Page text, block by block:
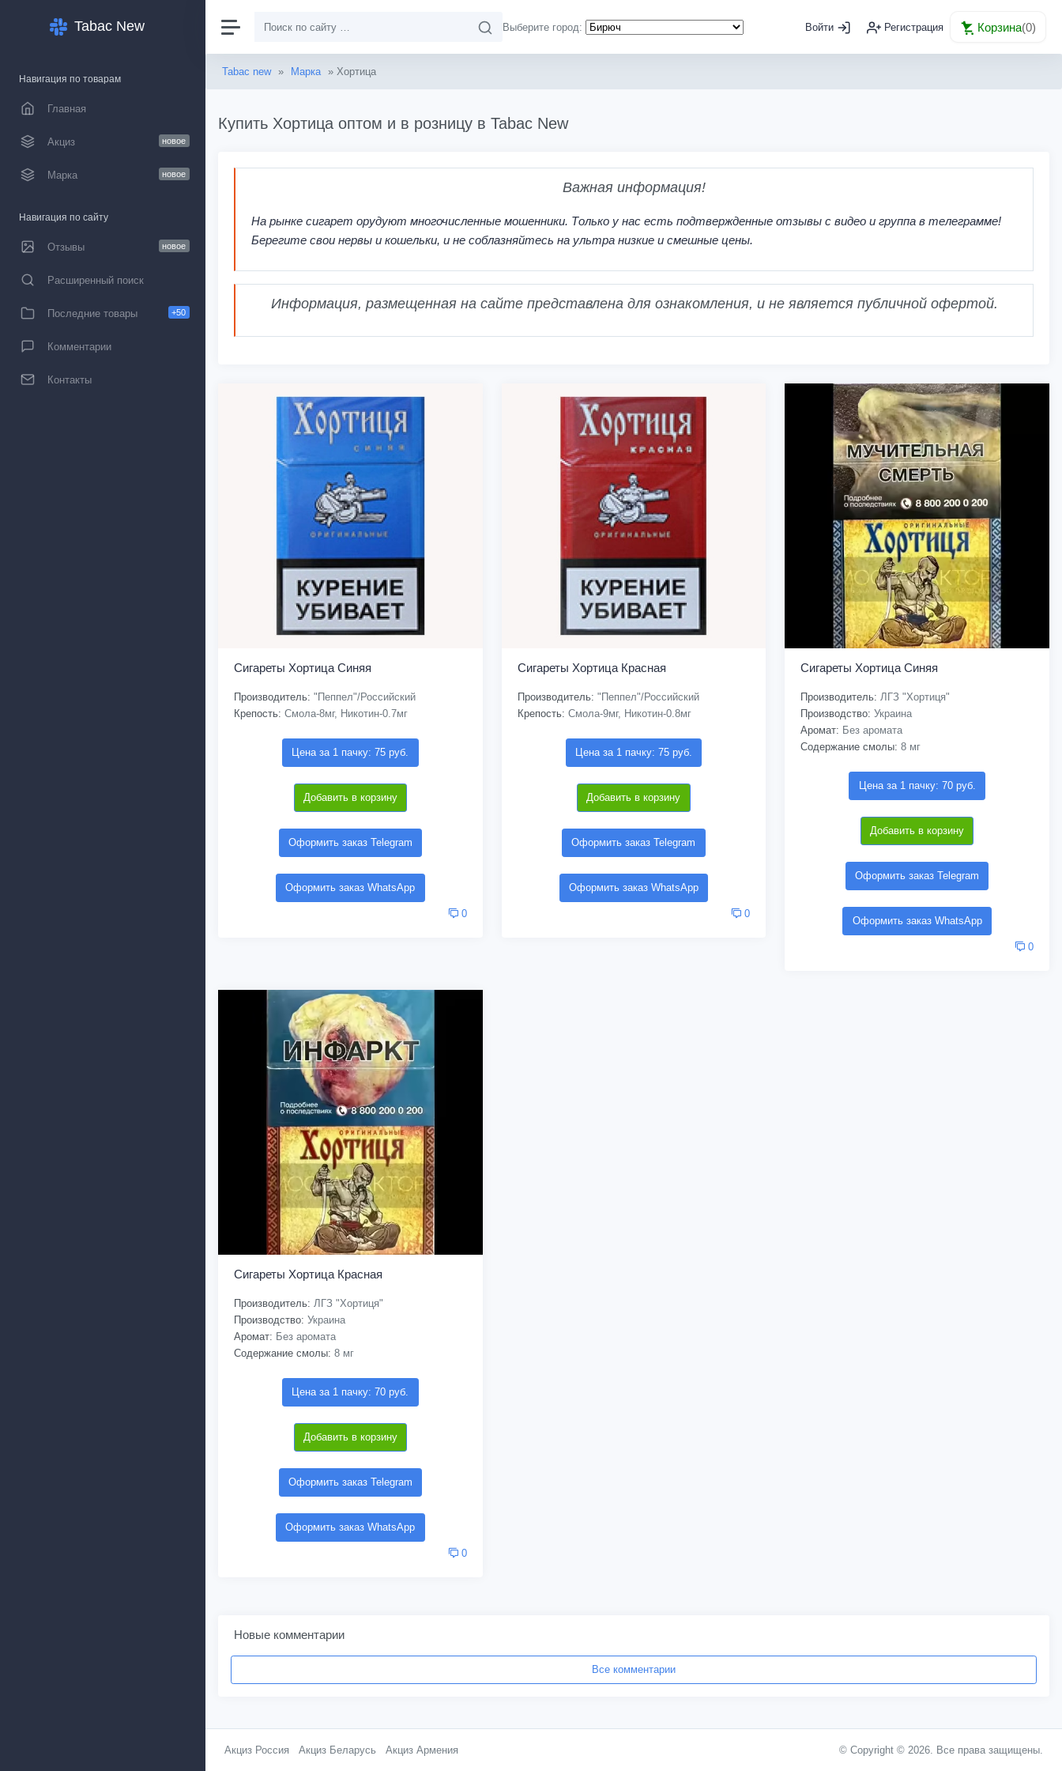
Tabac New
Навигация по товарам
Главная
Акциз новое
Марка новое
Навигация по сайту
Отзывы новое
Расширенный поиск
Последние товары +50
Комментарии
Контакты
Выберите город: Войти Регистрация Корзина(0)
Tabac new » Марка » Хортица
Купить Хортица оптом и в розницу в Tabac New
Важная информация!
На рынке сигарет орудуют многочисленные мошенники. Только у нас есть подтвержденные отзывы с видео и группа в телеграмме!
Берегите свои нервы и кошельки, и не соблазняйтесь на ультра низкие и смешные цены.
Информация, размещенная на сайте представлена для ознакомления, и не является публичной офертой.
Сигареты Хортица Синяя
Производитель: "Пеппел"/Российский
Крепость: Смола-8мг, Никотин-0.7мг
Цена за 1 пачку: 75 руб.
Добавить в корзину
Оформить заказ Telegram
Оформить заказ WhatsApp
0
Сигареты Хортица Красная
Производитель: "Пеппел"/Российский
Крепость: Смола-9мг, Никотин-0.8мг
Цена за 1 пачку: 75 руб.
Добавить в корзину
Оформить заказ Telegram
Оформить заказ WhatsApp
0
Сигареты Хортица Синяя
Производитель: ЛГЗ "Хортиця"
Производство: Украина
Аромат: Без аромата
Содержание смолы: 8 мг
Цена за 1 пачку: 70 руб.
Добавить в корзину
Оформить заказ Telegram
Оформить заказ WhatsApp
0
Сигареты Хортица Красная
Производитель: ЛГЗ "Хортиця"
Производство: Украина
Аромат: Без аромата
Содержание смолы: 8 мг
Цена за 1 пачку: 70 руб.
Добавить в корзину
Оформить заказ Telegram
Оформить заказ WhatsApp
0
Новые комментарии
Все комментарии
Акциз Россия Акциз Беларусь Акциз Армения © Copyright © 2026. Все права защищены.